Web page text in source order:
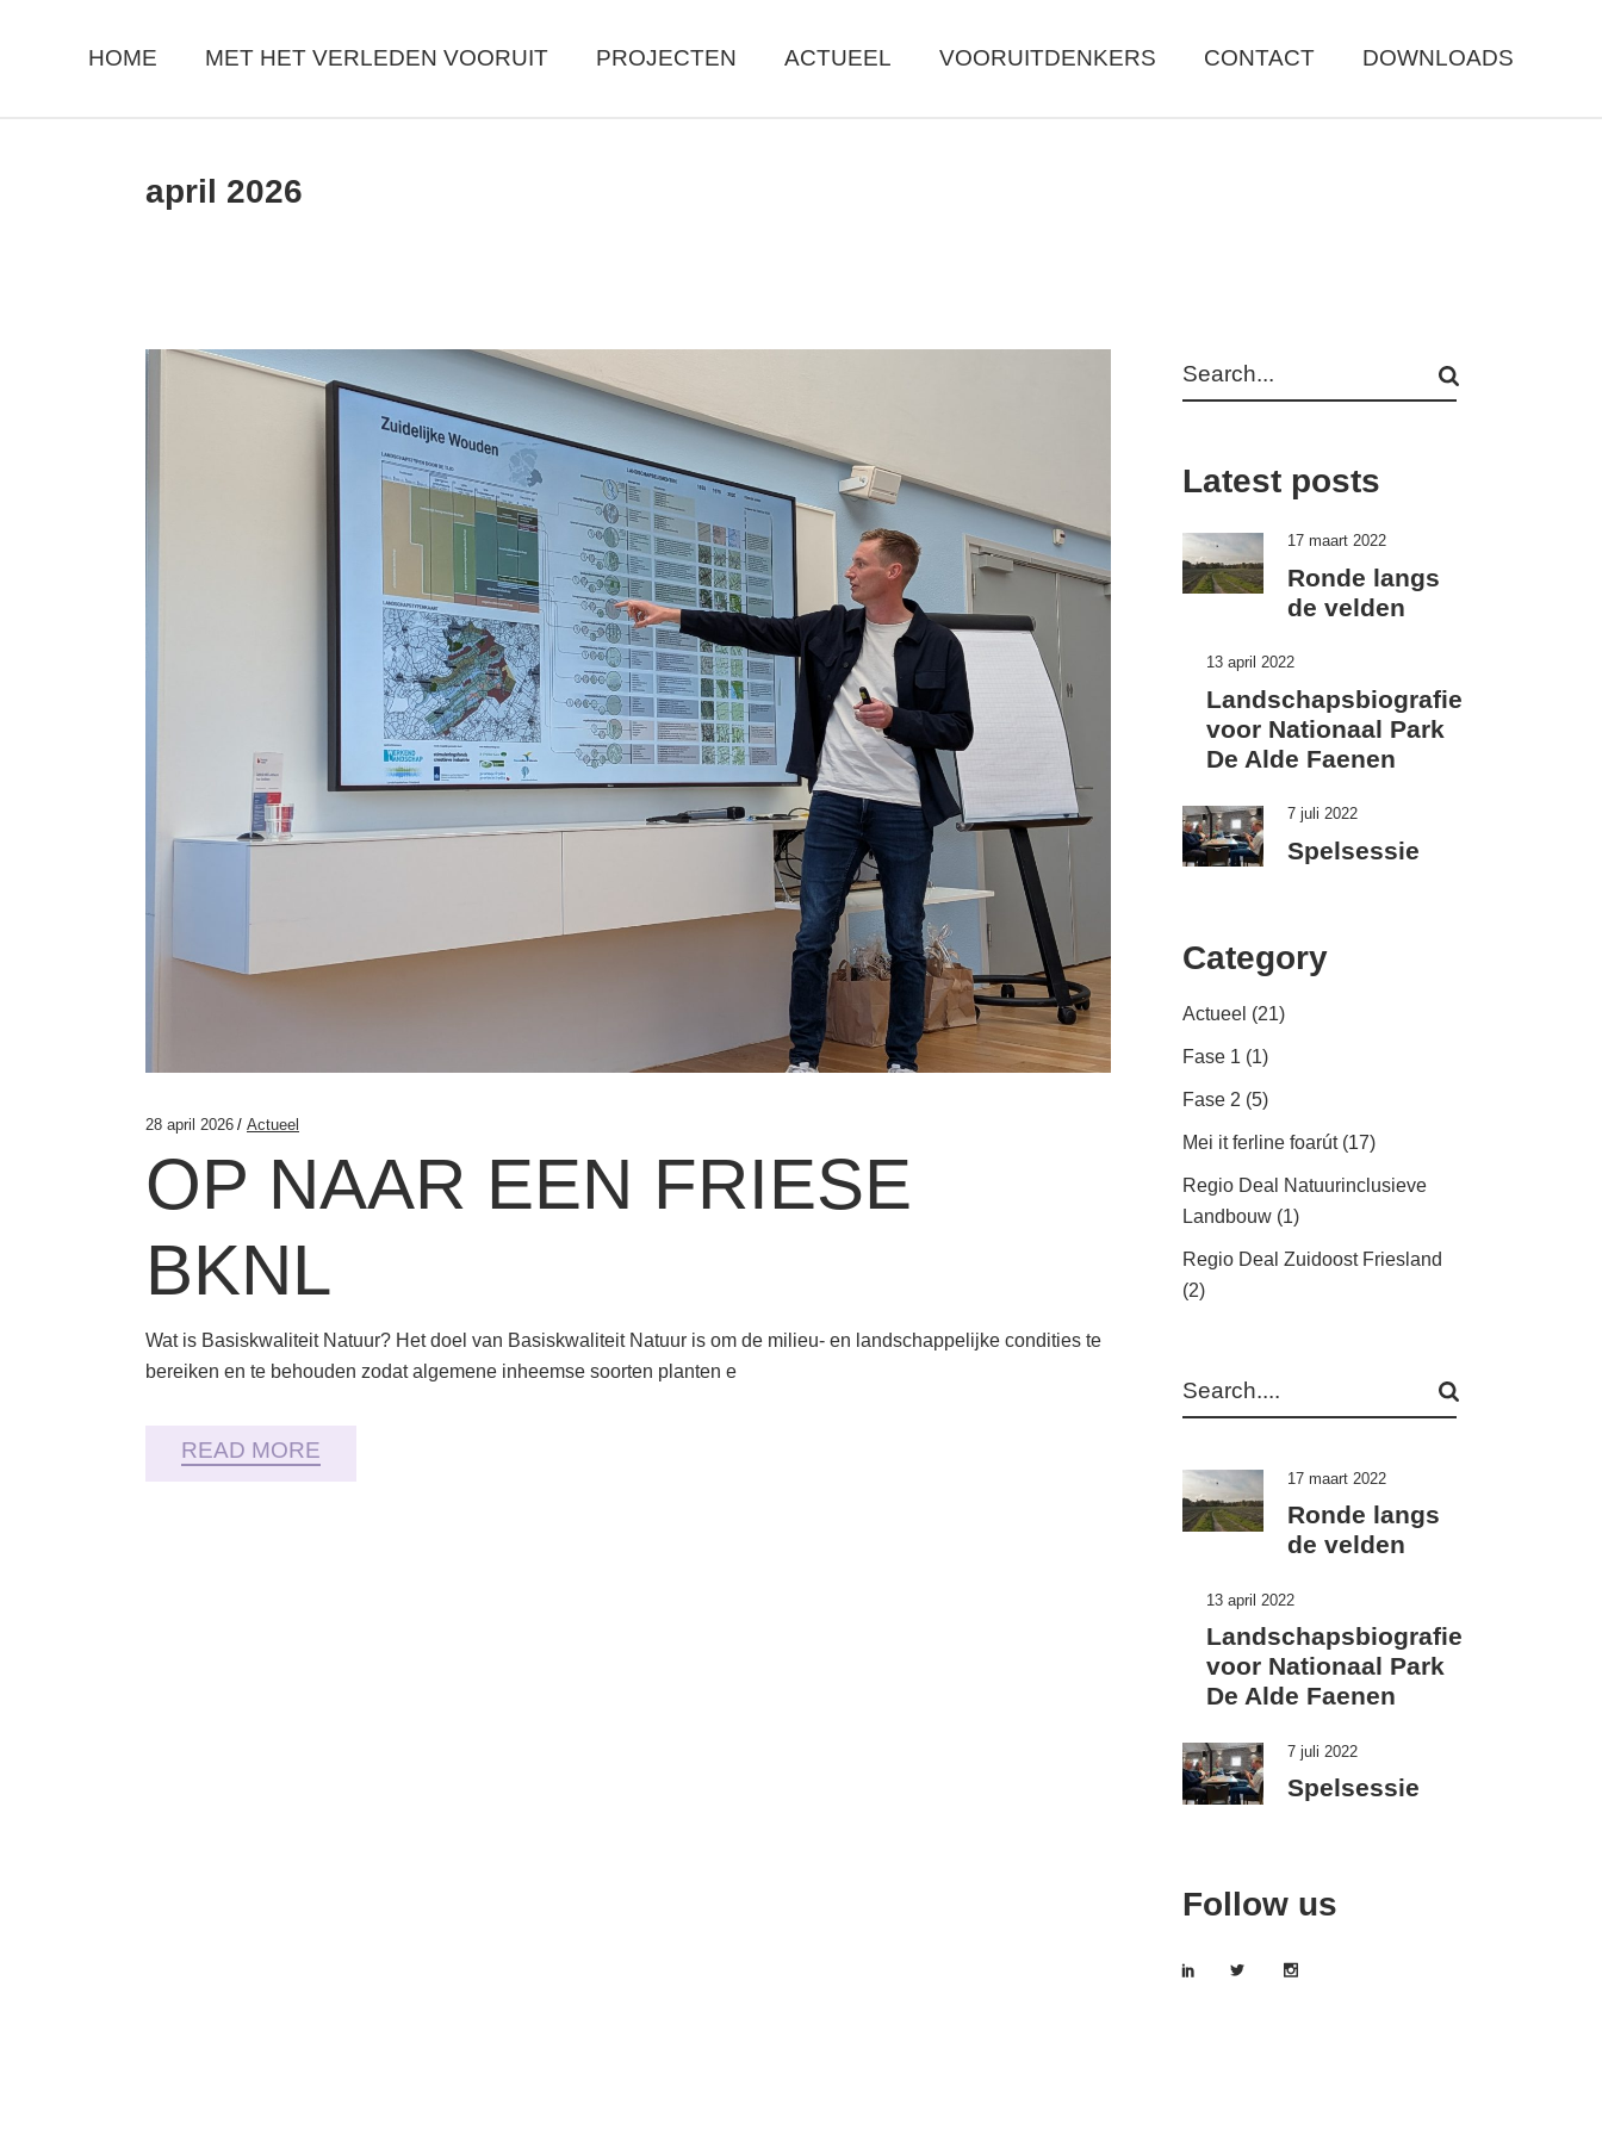
HOME MET HET VERLEDEN VOORUIT PROJECTEN ACTUEEL VOORUITDENKERS CONTACT DOWNLOADS
april 2026
28 april 2026 Actueel
OP NAAR EEN FRIESE
BKNL
Wat is Basiskwaliteit Natuur? Het doel van Basiskwaliteit Natuur is om de milieu- en landschappelijke condities te
bereiken en te behouden zodat algemene inheemse soorten planten e
READ MORE
Latest posts
17 maart 2022
Ronde langs
de velden
13 april 2022
Landschapsbiografie
voor Nationaal Park
De Alde Faenen
7 juli 2022
Spelsessie
Category
Actueel (21)
Fase 1 (1)
Fase 2 (5)
Mei it ferline foarút(17)
Regio Deal Natuurinclusieve
Landbouw (1)
Regio Deal Zuidoost Friesland
(2)
17 maart 2022
Ronde langs
de velden
13 april 2022
Landschapsbiografie
voor Nationaal Park
De Alde Faenen
7 juli 2022
Spelsessie
Follow us